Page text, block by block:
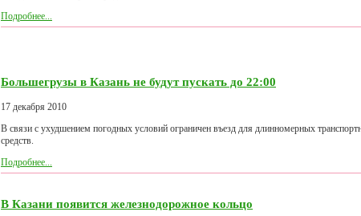
Подробнее...
Большегрузы в Казань не будут пускать до 22:00
17 декабря 2010
В связи с ухудшением погодных условий ограничен въезд для длинномерных
средств.
Подробнее...
В Казани появится железнодорожное кольцо